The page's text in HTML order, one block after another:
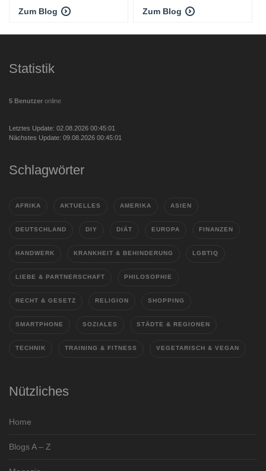
Impressionen rund um
Kreuzfahrten
Zum Blog Zum Blog
Statistik
5 Benutzer online
Letztes Update: 02.08.2026 00:45:01
Nächstes Update: 09.08.2026 00:45:01
Schlagwörter
AFRIKA AKTUELLES AMERIKA ASIEN
DEUTSCHLAND DIY DIÄT EUROPA FINANZEN
HANDWERK KRANKHEIT & BEHINDERUNG LGBTIQ
LIEBE & PARTNERSCHAFT PHILOSOPHIE
RECHT & GESETZ RELIGION SHOPPING
SMARTPHONE SOZIALES STÄDTE & REGIONEN
TECHNIK TRAINING & FITNESS VEGETARISCH & VEGAN
Nützliches
Home
Blogs A – Z